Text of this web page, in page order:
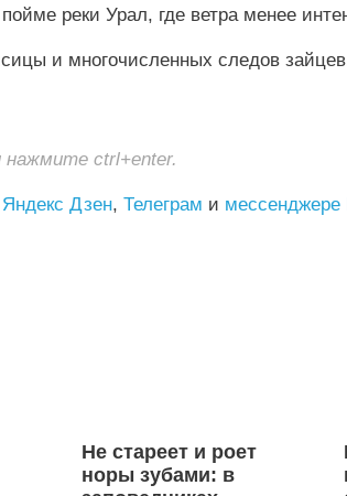
реки Урал, где ветра менее
и многочисленных следов
ctrl+enter.
Яндекс Дзен, Телеграм и мессенджере
Не стареет и роет
норы зубами: в